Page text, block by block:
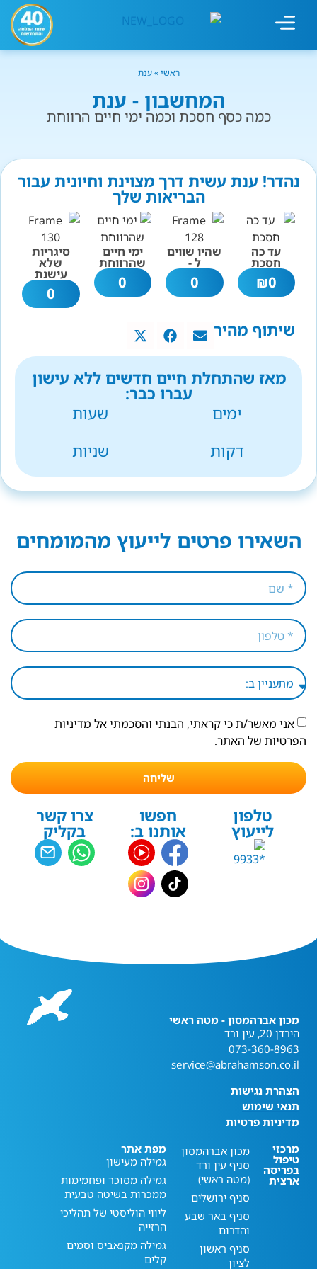
ראשי»ענת
המחשבון - ענת
כמה כסף חסכת וכמה ימי חיים הרווחת
נהדר! ענת עשית דרך מצוינת וחיונית עבור
הבריאות שלך
עד כה
חסכת
0
₪
שהיו שווים
ל -
0
ימי חיים
שהרווחת
0
סיגריות
שלא
עישנת
0
שיתוף מהיר
מאז שהתחלת חיים חדשים ללא עישון
עברו כבר:
ימים
שעות
דקות
שניות
השאירו פרטים לייעוץ מהמומחים
אני מאשר/ת כי קראתי, הבנתי והסכמתי אל מדיניות
הפרטיות של האתר.
שליחה
טלפון
לייעוץ
חפשו
אותנו ב:
צרו קשר
בקליק
מכון אברהמסון - מטה ראשי
הירדן 20, עין ורד
073-360-8963
service@abrahamson.co.il
הצהרת נגישות
תנאי שימוש
מדיניות פרטיות
מרכזי
טיפול
בפריסה
ארצית
מכון אברהמסון
סניף עין ורד
(מטה ראשי)
סניף ירושלים
סניף באר שבע
והדרום
סניף ראשון
לציון
מפת אתר
גמילה מעישון
גמילה מסוכר ופחמימות
ממכרות בשיטה טבעית
ליווי הוליסטי של תהליכי
הרזייה
גמילה מקנאביס וסמים
קלים